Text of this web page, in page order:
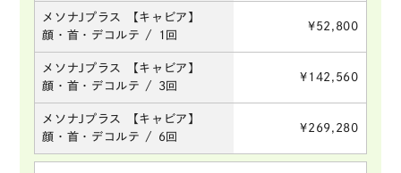
メソナJプラス 【キャビア】
顔・首・デコルテ / 1回
¥52,800
メソナJプラス 【キャビア】
顔・首・デコルテ / 3回
¥142,560
メソナJプラス 【キャビア】
顔・首・デコルテ / 6回
¥269,280